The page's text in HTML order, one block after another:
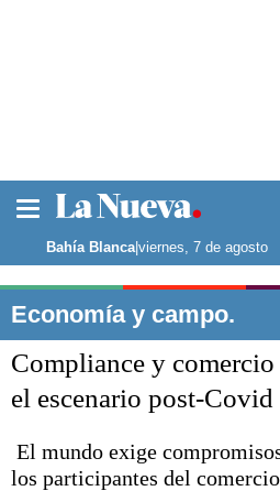
Noticias
La
Punta
El país
El
Deportes
Liga
Bahía Blanca|viernes, 7 de agosto
Economía y campo.
Compliance y
el escenario post-Covid
El mundo exige
los participantes del